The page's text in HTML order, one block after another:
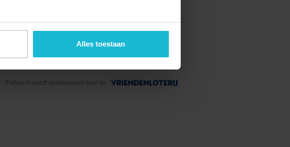
Alles toestaan
Forten.nl wordt ondersteund door de